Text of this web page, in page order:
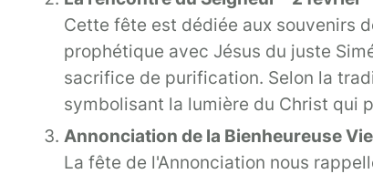
Cette fête est dédiée aux souvenirs
prophétique avec Jésus du juste
sacrifice de purification. Selon la
symbolisant la lumière du Christ qui
Annonciation de la Bienheureuse
La fête de l'Annonciation nous